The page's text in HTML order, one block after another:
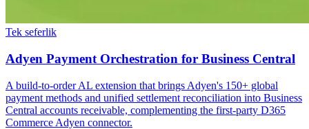
Tek seferlik
Adyen Payment Orchestration for Business Central
A build-to-order AL extension that brings Adyen's 150+ global
payment methods and unified settlement reconciliation into Business
Central accounts receivable, complementing the first-party D365
Commerce Adyen connector.